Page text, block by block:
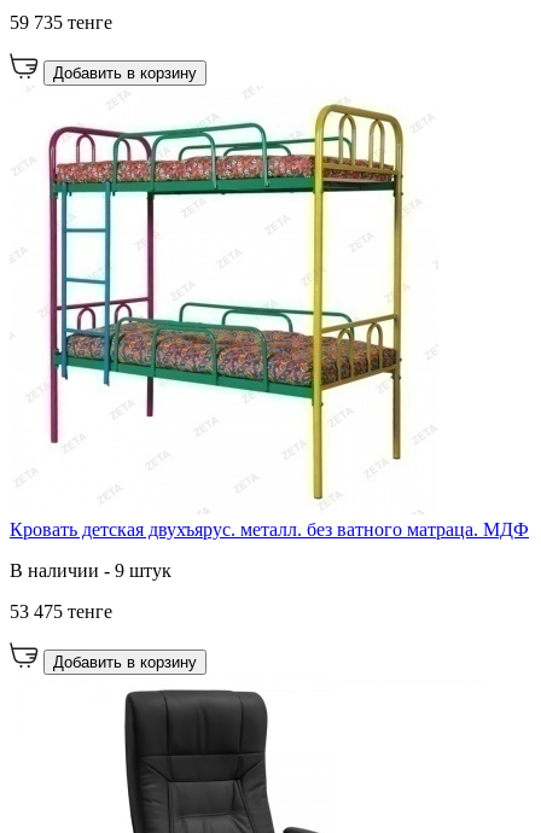
59 735 тенге
Добавить в корзину
Кровать детская двухъярус. металл. без ватного матраца. МДФ
В наличии - 9 штук
53 475 тенге
Добавить в корзину